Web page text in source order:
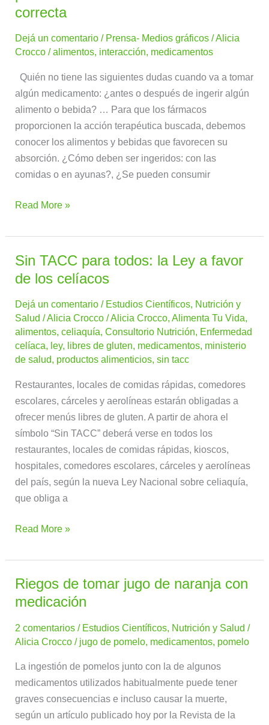
correcta
Dejá un comentario / Prensa- Medios gráficos /Alicia
Crocco/alimentos, interacción, medicamentos
Quién no tiene las siguientes dudas cuando va a tomar
algún medicamento: ¿antes o después de ingerir algún
alimento o bebida? … Para que los fármacos
proporcionen la acción terapéutica buscada, debemos
conocer los alimentos y bebidas que favorecen su
absorción. ¿Cómo deben ser ingeridos: con las
comidas o en ayunas?, ¿Se pueden consumir
Read More »
Sin TACC para todos: la Ley a favor
de los celíacos
Dejá un comentario / Estudios Científicos, Nutrición y
Salud /Alicia Crocco/Alicia Crocco,Alimenta Tu Vida,
alimentos,celiaquía,Consultorio Nutrición, Enfermedad
celíaca, ley, libres de gluten, medicamentos, ministerio
de salud, productos alimenticios,sin tacc
Restaurantes, locales de comidas rápidas, comedores
escolares, cárceles y aerolíneas estarán obligadas a
ofrecer menús libres de gluten. A partir de ahora el
símbolo “Sin TACC” deberá verse en todos los
restaurantes, locales de comidas rápidas, kioscos,
hospitales, comedores escolares, cárceles y aerolíneas
del país, según la nueva Ley Nacional sobre celiaquía,
que obliga a
Sin
TACC
todos:
la
Ley
a
de
los
celíacos
Read More »
Riegos de tomar jugo de naranja con
medicación
2 comentarios / Estudios Científicos, Nutrición y Salud /
Alicia Crocco/ jugo de pomelo, medicamentos, pomelo
La ingestión de pomelos junto con la de algunos
medicamentos utilizados habitualmente puede tener
graves consecuencias e incluso causar la muerte,
según un artículo publicado hoy por la Revista de la
Riegos
de
jugo
de
naranja
con
medicación